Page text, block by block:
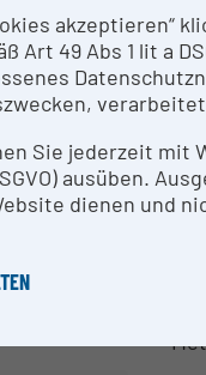
Dr.
akzeptieren“
Art 49 Abs 1 lit a
Sie jederzeit mit
ausüben.
dienen und